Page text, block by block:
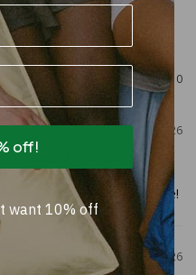
Blue
0 0
07/21/2026
review! Onwijs fijn om te
bent met de kleuren en
je feedback uiteraard mee!
06/23/2026
off!
want 10% off